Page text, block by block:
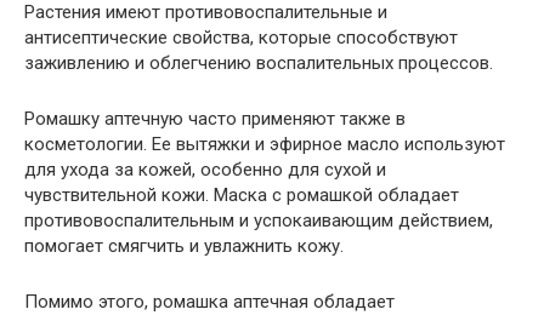
Растения имеют противовоспалительные и
антисептические свойства, которые способствуют
заживлению и облегчению воспалительных процессов.
Ромашку аптечную часто применяют также в
косметологии. Ее вытяжки и эфирное масло используют
для ухода за кожей, особенно для сухой и
чувствительной кожи. Маска с ромашкой обладает
противовоспалительным и успокаивающим действием,
помогает смягчить и увлажнить кожу.
Помимо этого, ромашка аптечная обладает